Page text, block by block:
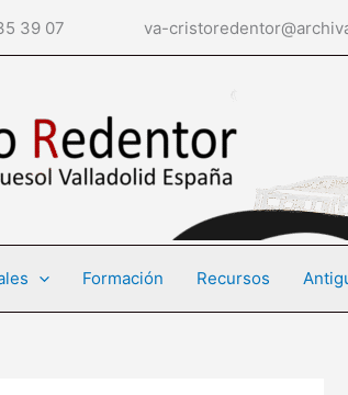
39 07 va-
Formación Recursos